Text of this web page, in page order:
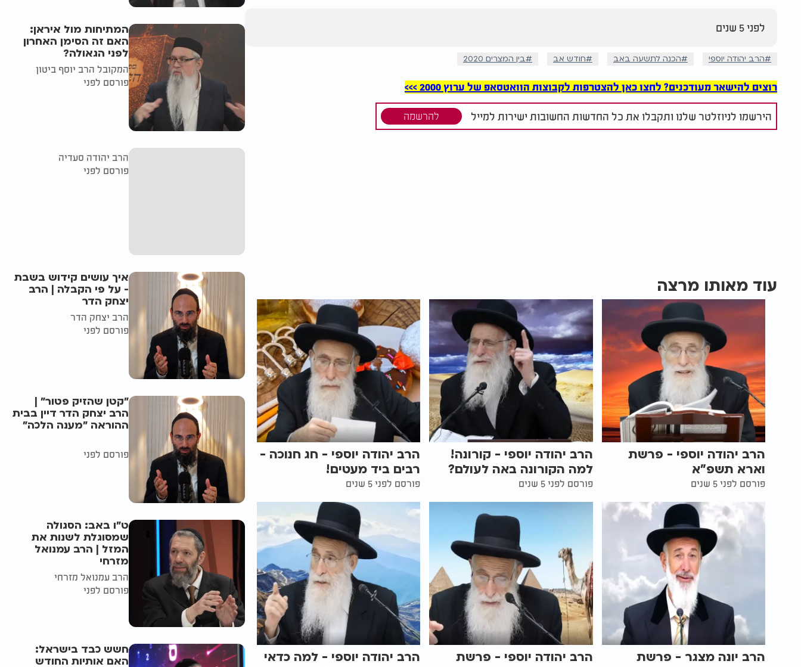
לפני 5 שנים
הרב יהודה יוספי הכנה לתשעה באב חודש אב בין המצרים 2020
רוצים להישאר מעודכנים? לחצו כאן להצטרפות לקבוצות הוואטסאפ של ערוץ 2000 >>>
הירשמו לניוזלטר שלנו ותקבלו את כל החדשות החשובות ישירות למייל להרשמה
עוד מאותו מרצה
הרב יהודה יוספי - פרשת
וארא תשפ"א
פורסם לפני 5 שנים
הרב יהודה יוספי - קורונה!
למה הקורונה באה לעולם?
פורסם לפני 5 שנים
הרב יהודה יוספי - חג חנוכה -
רבים ביד מעטים!
פורסם לפני 5 שנים
הרב יונה מצגר - פרשת
הרב יהודה יוספי - פרשת
הרב יהודה יוספי - למה כדאי
המתיחות מול איראן:
האם זה הסימן האחרון
לפני הגאולה?
המקובל הרב יוסף ביטון
פורסם לפני
הרב יהודה סעדיה
פורסם לפני
איך עושים קידוש בשבת
- על פי הקבלה | הרב
יצחק הדר
הרב יצחק הדר
פורסם לפני
"קטן שהזיק פטור" |
הרב יצחק הדר דיין בבית
ההוראה "מענה הלכה"
פורסם לפני
ט"ו באב: הסגולה
שמסוגלת לשנות את
המזל | הרב עמנואל
מזרחי
הרב עמנואל מזרחי
פורסם לפני
חשש כבד בישראל:
האם אותיות החודש